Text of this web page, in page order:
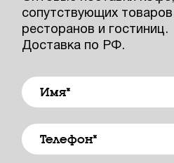
сопутствующих
ресторанов и гостиниц.
Доставка по РФ.